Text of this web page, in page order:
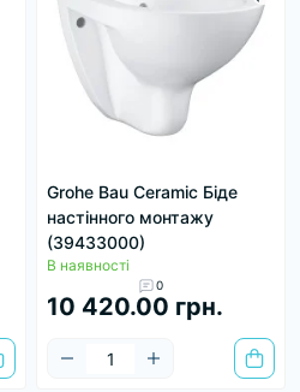
Grohe Bau Ceramic Біде
настінного монтажу
(39433000)
В наявності
0
10 420.00 грн.